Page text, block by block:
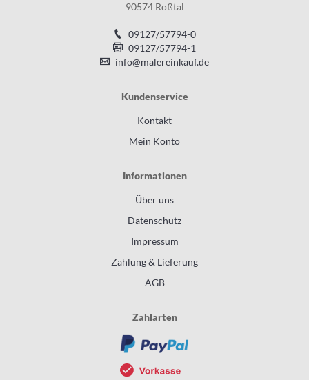
90574 Roßtal
09127/57794-0
09127/57794-1
info@malereinkauf.de
Kundenservice
Kontakt
Mein Konto
Informationen
Über uns
Datenschutz
Impressum
Zahlung & Lieferung
AGB
Zahlarten